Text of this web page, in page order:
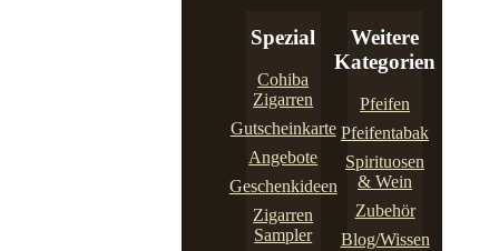
Spezial
Cohiba
Zigarren
Gutscheinkarte
Angebote
Geschenkideen
Zigarren
Sampler
Weitere
Kategorien
Pfeifen
Pfeifentabak
Spirituosen
& Wein
Zubehör
Blog/Wissen